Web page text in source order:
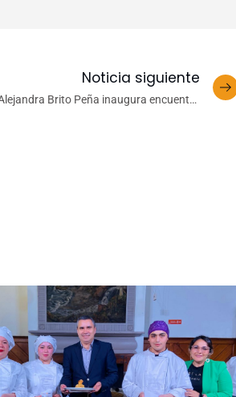
Noticia siguiente
Brito Peña inaugura encuentro